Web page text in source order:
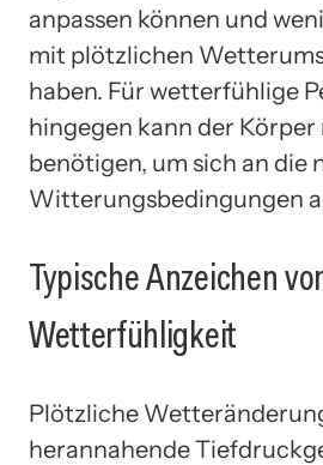
anpassen können und
mit plötzlichen
haben. Für wetterfühlige
hingegen kann der Körper
benötigen, um sich an die
Witterungsbedingungen
Typische Anzeichen
Wetterfühligkeit
Plötzliche
herannahende